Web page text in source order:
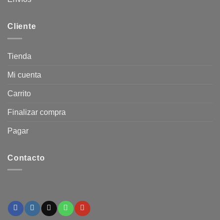
Cliente
Tienda
Mi cuenta
Carrito
Finalizar compra
Pagar
Contacto